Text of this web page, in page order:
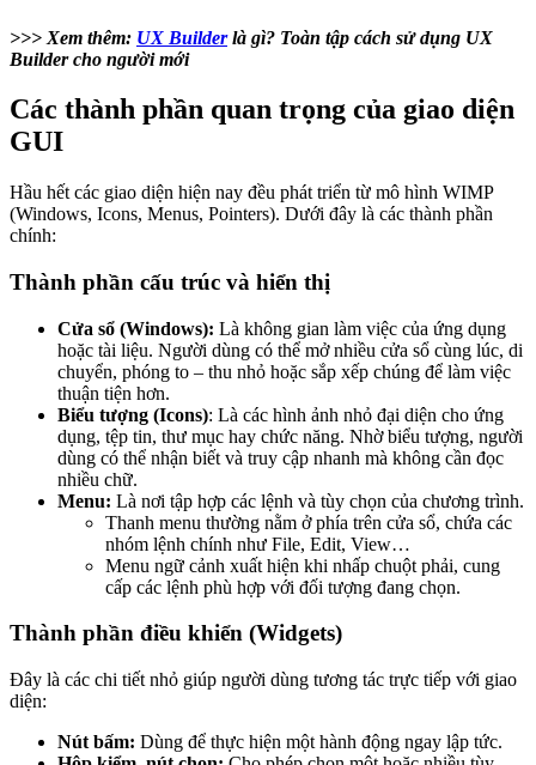
>>> Xem thêm: UX Builderlà gì? Toàn tập cách sử dụng UX
Builder cho người mới
Các thành phần quan trọng của giao diện
GUI
Hầu hết các giao diện hiện nay đều phát triển từ mô hình WIMP
(Windows, Icons, Menus, Pointers). Dưới đây là các thành phần
chính:
Thành phần cấu trúc và hiển thị
Cửa sổ (Windows): Là không gian làm việc của ứng dụng
hoặc tài liệu. Người dùng có thể mở nhiều cửa sổ cùng lúc, di
chuyển, phóng to – thu nhỏ hoặc sắp xếp chúng để làm việc
thuận tiện hơn.
Biểu tượng (Icons): Là các hình ảnh nhỏ đại diện cho ứng
dụng, tệp tin, thư mục hay chức năng. Nhờ biểu tượng, người
dùng có thể nhận biết và truy cập nhanh mà không cần đọc
nhiều chữ.
Menu: Là nơi tập hợp các lệnh và tùy chọn của chương trình.
Thanh menu thường nằm ở phía trên cửa sổ, chứa các
nhóm lệnh chính như File, Edit, View…
Menu ngữ cảnh xuất hiện khi nhấp chuột phải, cung
cấp các lệnh phù hợp với đối tượng đang chọn.
Thành phần điều khiển (Widgets)
Đây là các chi tiết nhỏ giúp người dùng tương tác trực tiếp với giao
diện:
Nút bấm: Dùng để thực hiện một hành động ngay lập tức.